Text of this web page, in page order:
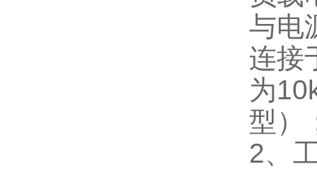
与电
连接
为
型）
2、